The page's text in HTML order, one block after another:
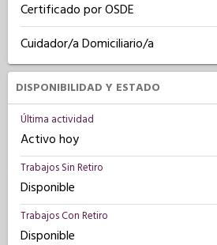
Certificado por OSDE
Cuidador/a Domiciliario/a
DISPONIBILIDAD Y ESTADO
Última actividad
Activo hoy
Trabajos Sin Retiro
Disponible
Trabajos Con Retiro
Disponible